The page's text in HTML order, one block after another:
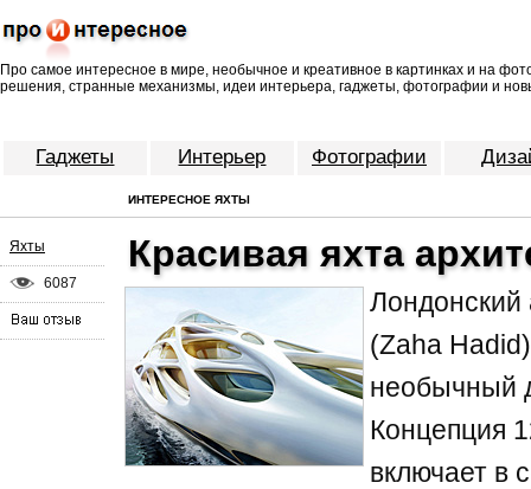
Про самое интересное в мире, необычное и креативное в картинках и на
решения, странные механизмы, идеи интерьера, гаджеты, фотографии и
Гаджеты Интерьер Фотографии
ИНТЕРЕСНОЕ ЯХТЫ
Яхты
6087
Красивая яхта
Лондонский
(Zaha
необычный
Концепция
включает в